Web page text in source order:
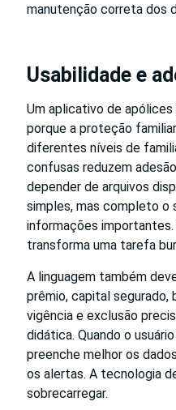
manutenção correta dos
Usabilidade e
Um aplicativo de
porque a proteção
diferentes níveis de
confusas reduzem
depender de arquivos
simples, mas completo o
informações importantes.
transforma uma tarefa
A linguagem também
prêmio, capital segurado,
vigência e exclusão
didática. Quando o
preenche melhor os
os alertas. A tecnologia
sobrecarregar.